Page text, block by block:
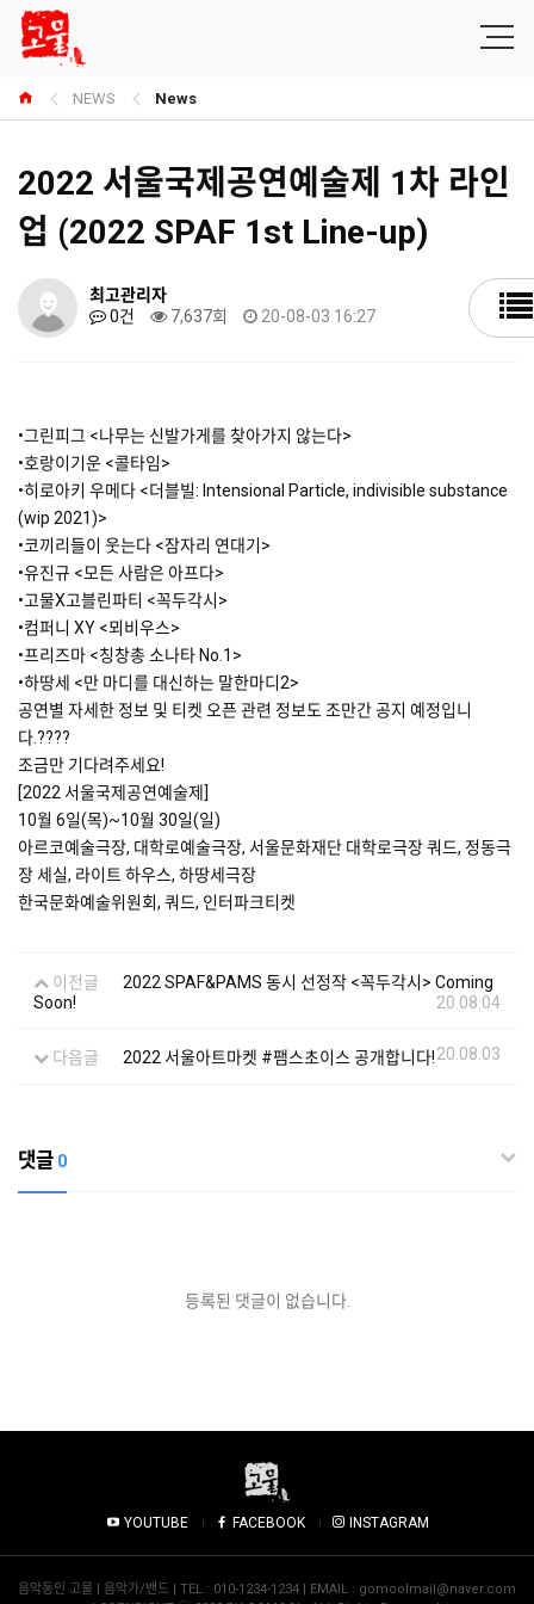
NEWS News
2022 서울국제공연예술제 1차 라인
업 (2022 SPAF 1st Line-up)
최고관리자
0건
7,637회 20-08-03 16:27
•그린피그 <나무는 신발가게를 찾아가지 않는다>
•호랑이기운 <콜타임>
•히로아키 우메다 <더블빌: Intensional Particle, indivisible substance
(wip 2021)>
•코끼리들이 웃는다 <잠자리 연대기>
•유진규 <모든 사람은 아프다>
•고물X고블린파티 <꼭두각시>
•컴퍼니 XY <뫼비우스>
•프리즈마 <칭창총 소나타 No.1>
•하땅세 <만 마디를 대신하는 말한마디2>
공연별 자세한 정보 및 티켓 오픈 관련 정보도 조만간 공지 예정입니
다.????
조금만 기다려주세요!
[2022 서울국제공연예술제]
10월 6일(목)~10월 30일(일)
아르코예술극장, 대학로예술극장, 서울문화재단 대학로극장 쿼드, 정동극
장 세실, 라이트 하우스, 하땅세극장
한국문화예술위원회, 쿼드, 인터파크티켓
이전글
2022 SPAF&PAMS 동시 선정작 <꼭두각시> Coming
Soon!
20.08.04
다음글 2022 서울아트마켓 #팸스초이스 공개합니다!20.08.03
댓글 0
등록된 댓글이 없습니다.
YOUTUBE FACEBOOK INSTAGRAM
음악동인 고물 | 음악가/밴드 | TEL : 010-1234-1234 | EMAIL : gomoolmail@naver.com